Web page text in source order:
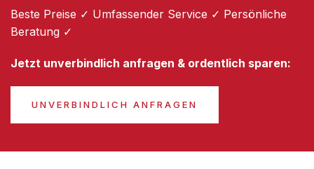
Beste Preise ✓ Umfassender Service ✓ Persönliche
Beratung ✓
Jetzt unverbindlich anfragen & ordentlich sparen:
UNVERBINDLICH ANFRAGEN